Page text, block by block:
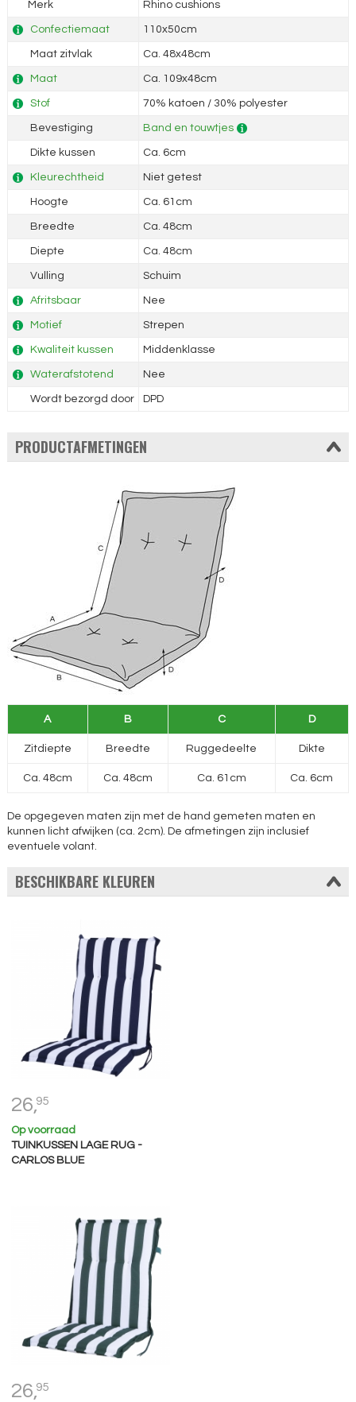
Merk Rhino cushions
Confectiemaat 110x50cm
Maat zitvlak Ca. 48x48cm
Maat Ca. 109x48cm
Stof 70% katoen / 30% polyester
Bevestiging Band en touwtjes
Dikte kussen Ca. 6cm
Kleurechtheid Niet getest
Hoogte Ca. 61cm
Breedte Ca. 48cm
Diepte Ca. 48cm
Vulling Schuim
Afritsbaar Nee
Motief Strepen
Kwaliteit kussen Middenklasse
Waterafstotend Nee
Wordt bezorgd door DPD
PRODUCTAFMETINGEN
A B C D
Zitdiepte Breedte Ruggedeelte Dikte
Ca. 48cm Ca. 48cm Ca. 61cm Ca. 6cm
De opgegeven maten zijn met de hand gemeten maten en
kunnen licht afwijken (ca. 2cm). De afmetingen zijn inclusief
eventuele volant.
BESCHIKBARE KLEUREN
26,95
Op voorraad
TUINKUSSEN LAGE RUG -
CARLOS BLUE
26,95